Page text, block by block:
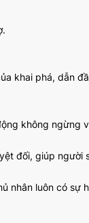
khai phá, dẫn
không ngừng
đối, giúp người
nhân luôn có sự